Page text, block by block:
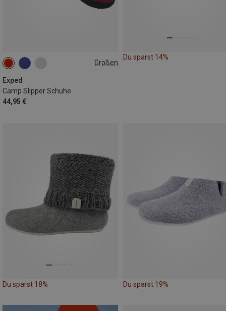
Größen
Exped
Camp Slipper Schuhe
44,95 €
40|41|42
Du sparst 14%
Du sparst 18% Du sparst 19%